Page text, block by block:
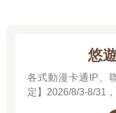
悠
各式動漫卡通IP、
定】2026/8/3-8/31